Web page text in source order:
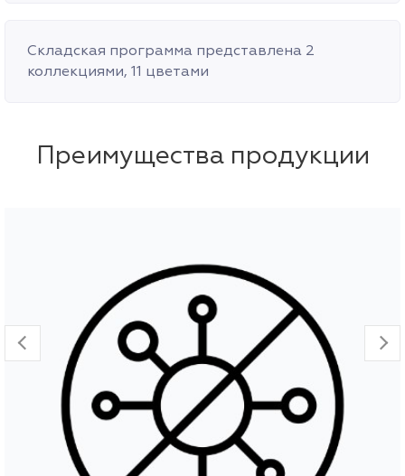
Складская программа представлена 2
коллекциями, 11 цветами
Преимущества продукции